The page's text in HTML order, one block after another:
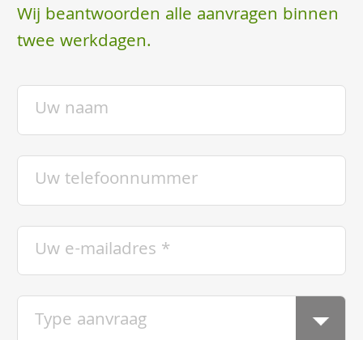
Wij beantwoorden alle aanvragen binnen
twee werkdagen.